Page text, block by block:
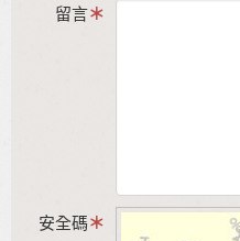
留言
安全碼